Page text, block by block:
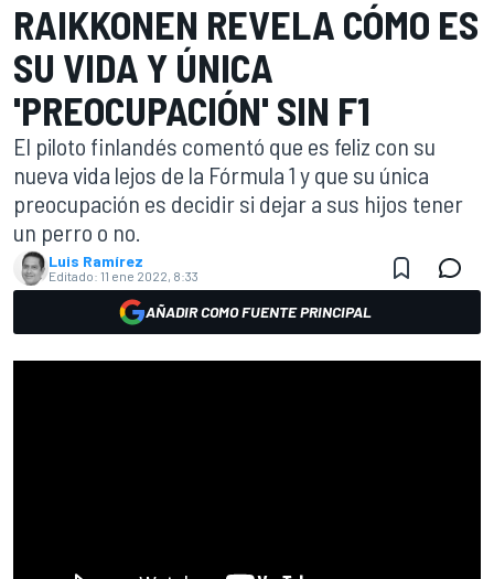
RAIKKONEN REVELA CÓMO ES
SU VIDA Y ÚNICA
'PREOCUPACIÓN' SIN F1
El piloto finlandés comentó que es feliz con su
nueva vida lejos de la Fórmula 1 y que su única
preocupación es decidir si dejar a sus hijos tener
un perro o no.
Luis Ramírez
Editado: 11 ene 2022, 8:33
AÑADIR COMO FUENTE PRINCIPAL